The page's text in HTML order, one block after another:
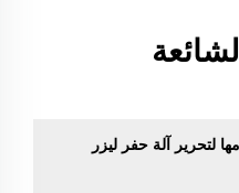
لتحرير آلة حفر ليزر